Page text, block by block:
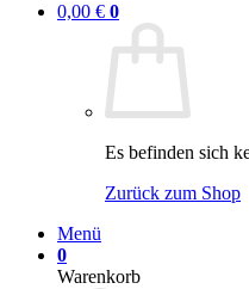
0,00 € 0
Es befinden sich
Zurück zum Shop
Menü
0
Warenkorb